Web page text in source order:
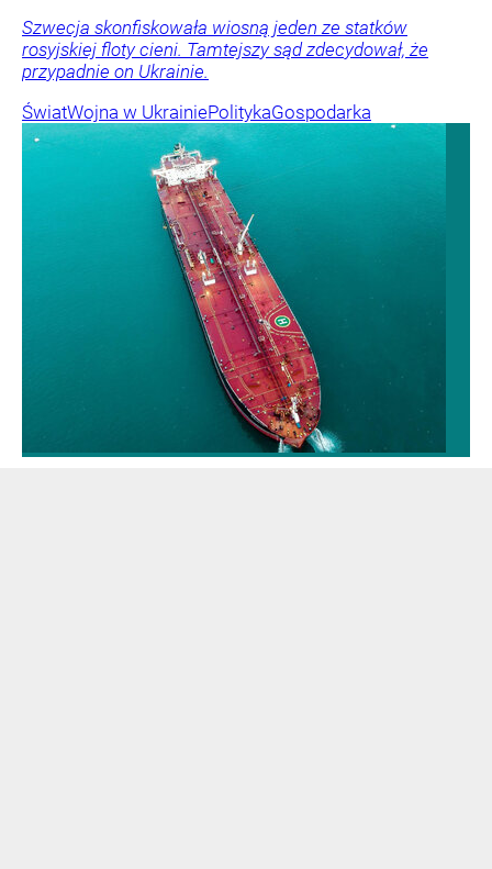
Szwecja skonfiskowała wiosną jeden ze statków
rosyjskiej floty cieni. Tamtejszy sąd zdecydował, że
przypadnie on Ukrainie.
ŚwiatWojna w UkrainiePolitykaGospodarka